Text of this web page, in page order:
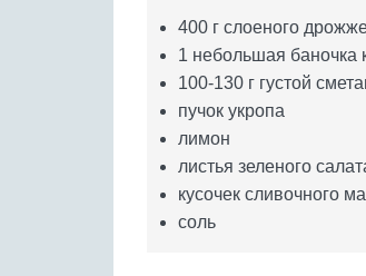
400 г слоеного
1 небольшая баночка
100-130 г густой
пучок укропа
лимон
листья зеленого
кусочек сливочного
соль